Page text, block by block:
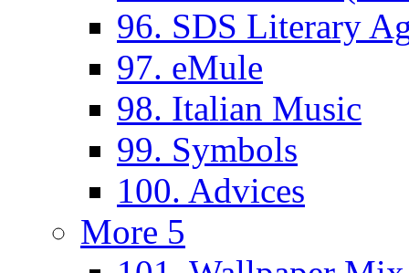
96. SDS Literary
97. eMule
98. Italian Music
99. Symbols
100. Advices
More 5